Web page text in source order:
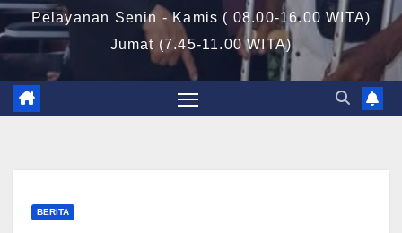
Pelayanan Senin - Kamis ( 08.00-16.00 WITA)
Jumat (7.45-11.00 WITA)
BERITA